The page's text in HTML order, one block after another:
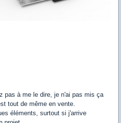
pas à me le dire, je n'ai pas mis ça
tout de même en vente.
éléments, surtout si j'arrive